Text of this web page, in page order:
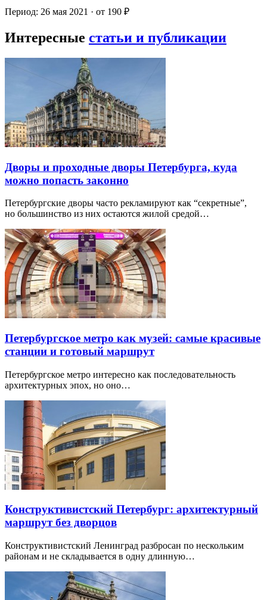
Период: 26 мая 2021 · от 190 ₽
Интересные статьи и публикации
Дворы и проходные дворы Петербурга, куда
можно попасть законно
Петербургские дворы часто рекламируют как “секретные”,
но большинство из них остаются жилой средой…
Петербургское метро как музей: самые красивые
станции и готовый маршрут
Петербургское метро интересно как последовательность
архитектурных эпох, но оно…
Конструктивистский Петербург: архитектурный
маршрут без дворцов
Конструктивистский Ленинград разбросан по нескольким
районам и не складывается в одну длинную…